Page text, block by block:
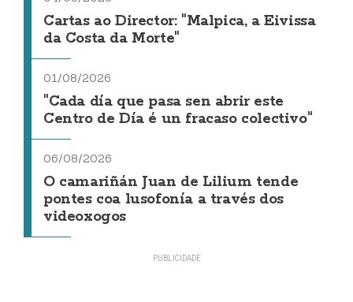
Cartas ao Director: "Malpica, a Eivissa
da Costa da Morte"
01/08/2026
"Cada día que pasa sen abrir este
Centro de Día é un fracaso colectivo"
06/08/2026
O camariñán Juan de Lilium tende
pontes coa lusofonía a través dos
videoxogos